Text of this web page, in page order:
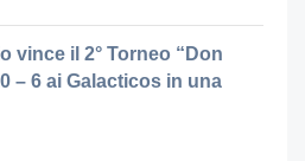
vince il 2° Torneo “Don
– 6 ai Galacticos in una